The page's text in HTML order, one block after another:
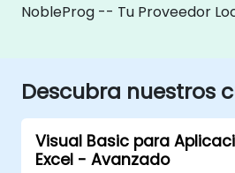
NobleProg -- Tu Proveedor
Descubra nuestros
Visual Basic para
Excel - Avanzado